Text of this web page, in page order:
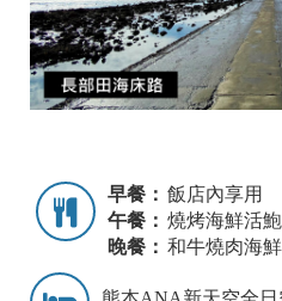
早餐： 飯店內享用
午餐： 燒烤海鮮活
晚餐： 和牛燒肉海